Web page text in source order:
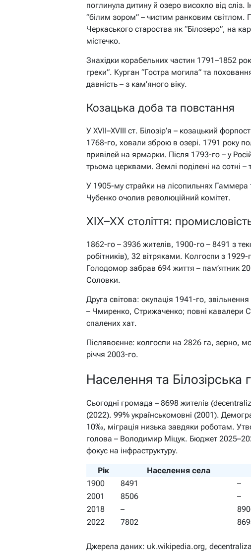
поглинула дитину й озеро висохло від сліз.
“білим зором” – чистим ранковим світлом.
Черкаського староства як “Білозеро”, на
містечко.
Знахідки корабельних частин 1791–1852
греки”. Курган “Гостра могила” та
давність – з кам’яного віку.
Козацька доба та повстання
У XVII–XVIII ст. Білозір’я – козацький
1768-го, ховали зброю в озері. 1791 року
привілей на ярмарки. Після 1793-го – у
трьома церквами. Землі поділені на сотні
У 1905-му страйки на лісопильнях Гаммера
Чубенко очолив революційний комітет.
XIX–XX століття:
1862-го – 3936 жителів, 1900-го – 8491 з
робітників), 32 вітряками. Колгоспи з 1929-
Голодомор забрав 694 життя – пам’ятник
Соловки.
Друга світова: окупація 1941-го,
– Чмиренко, Стрижаченко; повні кавалери
спалених хат.
Післявоєнне: колгоспи на 2826 га, зерно,
річчя 2003-го.
Населення та Білозірська
Сьогодні громада – 8698 жителів
(2022). 99% українськомовні (2001).
10‰, міграція низька завдяки роботам.
голова – Володимир Міцук. Бюджет
фокус на інфраструктуру.
Рік Населення села
1900
8491
–
2001
8506
–
2018
–
2022
7802
Джерела даних: uk.wikipedia.org,